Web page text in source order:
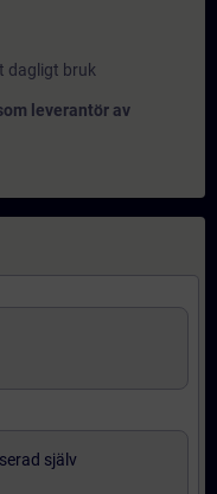
dagligt bruk
leverantör av
själv